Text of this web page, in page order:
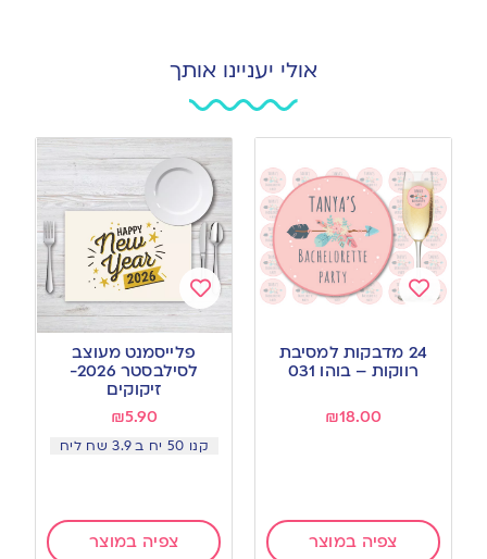
אולי יעניינו אותך
to
wishlist
24 מדבקות למסיבת
רווקות – בוהו 031
₪18.00
צפיה במוצר
to
wishlist
פלייסמנט מעוצב
לסילבסטר 2026-
זיקוקים
₪5.90
קנו 50 יח ב 3.9 שח ליח
צפיה במוצר